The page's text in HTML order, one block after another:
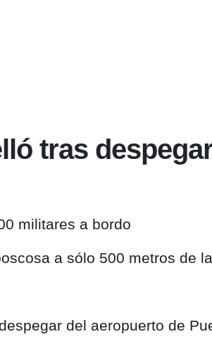
tras
militares a bordo
a sólo 500 metros de
del aeropuerto de